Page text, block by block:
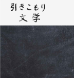
Skip
links
Skip
navigation